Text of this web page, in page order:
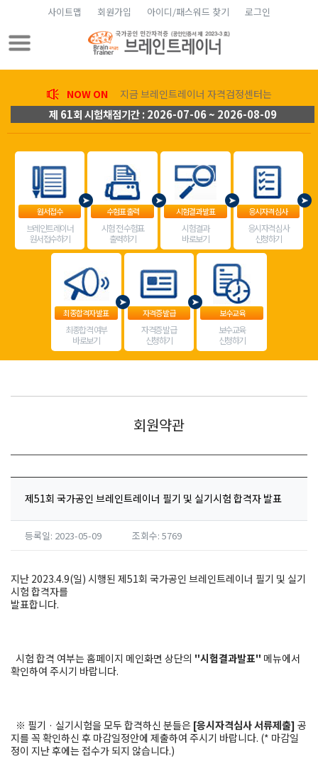
사이트맵 회원가입 아이디/패스워드 찾기 로그인
NOW ON 지금 브레인트레이너 자격검정센터는
제 61회 시험채점기간 : 2026-07-06 ~ 2026-08-09
원서접수
브레인트레이너
원서접수하기
수험표 출력
시험 전 수험표
출력하기
시험결과 발표
시험결과
바로보기
응시자격 심사
응시자격 심사
신청하기
최종합격자 발표
최종합격 여부
바로보기
자격증 발급
자격증 발급
신청하기
보수교육
보수교육
신청하기
회원약관
제51회 국가공인 브레인트레이너 필기 및 실기시험 합격자 발표
등록일: 2023-05-09 조회수: 5769
지난 2023.4.9(일) 시행된 제51회 국가공인 브레인트레이너 필기 및 실기
시험 합격자를
발표합니다.
시험 합격 여부는 홈페이지 메인화면 상단의 "시험결과발표" 메뉴에서
확인하여 주시기 바랍니다.
※ 필기 · 실기시험을 모두 합격하신 분들은 [응시자격심사 서류제출] 공
지를 꼭 확인하신 후 마감일정안에 제출하여 주시기 바랍니다. (* 마감일
정이 지난 후에는 접수가 되지 않습니다.)